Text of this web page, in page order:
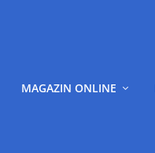
MAGAZIN ONLINE